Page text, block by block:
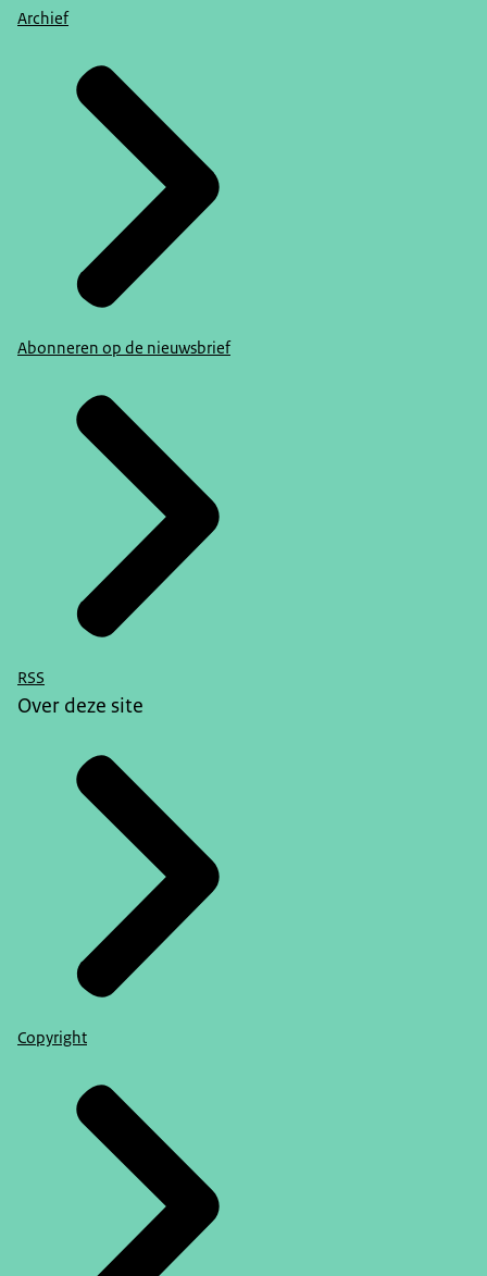
Archief
Abonneren op de nieuwsbrief
RSS
Over deze site
Copyright